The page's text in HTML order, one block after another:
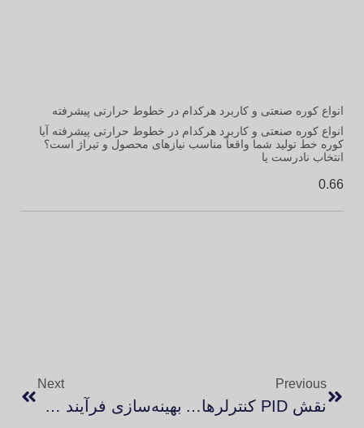
انواع کوره صنعتی و کاربرد هرکدام در خطوط حرارتی پیشرفته
انواع کوره صنعتی و کاربرد هرکدام در خطوط حرارتی پیشرفته آیا
کوره خط تولید شما واقعاً مناسب نیازهای محصول و تیراژ است؟
انتخاب نادرست یا
Previous
نقش PID کنترلرها و ترموستات‌ها در کنترل دمای کوره‌های صنعتی
Next
بهینه‌سازی فرآیند خشک‌سازی ترانسفورماتورها با کوره‌های وکیوم